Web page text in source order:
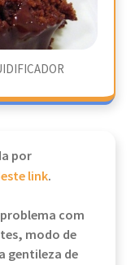
por
link.
com
modo de
gentileza de